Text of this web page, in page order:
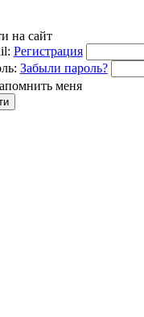
на сайт
Регистрация
Забыли пароль?
меня